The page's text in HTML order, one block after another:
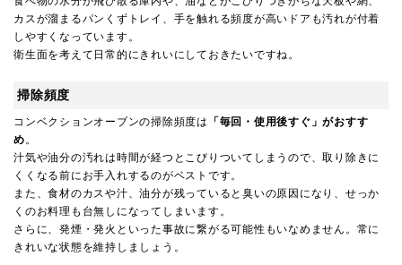
カスが溜まるパンくずトレイ、手を触れる頻度が高いドアも汚れが付着
しやすくなっています。
衛生面を考えて日常的にきれいにしておきたいですね。
掃除頻度
コンベクションオーブンの掃除頻度は
「毎回・使用後すぐ」がおすす
め。
汁気や油分の汚れは時間が経つとこびりついてしまうので、取り除きに
くくなる前にお手入れするのがベストです。
また、食材のカスや汁、油分が残っていると臭いの原因になり、せっか
くのお料理も台無しになってしまいます。
さらに、発煙・発火といった事故に繋がる可能性もいなめません。常に
きれいな状態を維持しましょう。